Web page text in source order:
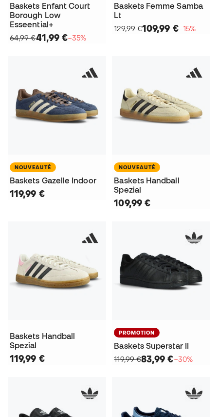
Baskets Enfant Court
Borough Low
Esseential+
64,99 €41,99 €−35%
Baskets Femme Samba
Lt
129,99 €109,99 €−15%
NOUVEAUTÉ
Baskets Gazelle Indoor
119,99 €
NOUVEAUTÉ
Baskets Handball
Spezial
109,99 €
Baskets Handball
Spezial
119,99 €
PROMOTION
Baskets Superstar II
119,99 €83,99 €−30%